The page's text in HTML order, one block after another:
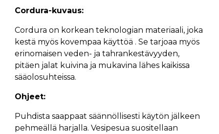
Cordura-kuvaus:
Cordura on korkean teknologian materiaali, joka
kestä myös kovempaa käyttöä . Se tarjoaa myös
erinomaisen veden- ja tahrankestävyyden,
pitäen jalat kuivina ja mukavina lähes kaikissa
sääolosuhteissa.
Ohjeet:
Puhdista saappaat säännöllisesti käytön jälkeen
pehmeällä harjalla. Vesipesua suositellaan